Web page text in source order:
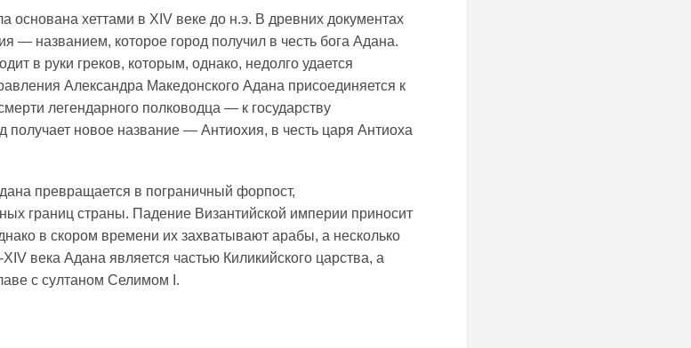
основана хеттами в XIV веке до н.э. В древних документах
— названием, которое город получил в честь бога Адана.
в руки греков, которым, однако, недолго удается
Александра Македонского Адана присоединяется к
легендарного полководца — к государству
получает новое название — Антиохия, в честь царя Антиоха
превращается в пограничный форпост,
границ страны. Падение Византийской империи приносит
в скором времени их захватывают арабы, а несколько
века Адана является частью Киликийского царства, а
с султаном Селимом I.